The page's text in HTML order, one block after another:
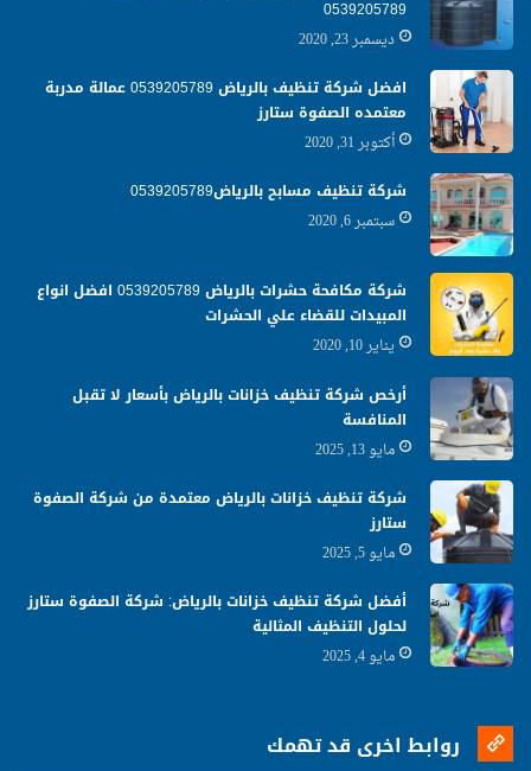
0539205789
ديسمبر 23, 2020
افضل شركة تنظيف بالرياض 0539205789 عمالة مدربة
معتمده الصفوة ستارز
أكتوبر 31, 2020
شركة تنظيف مسابح بالرياض0539205789
سبتمبر 6, 2020
شركة مكافحة حشرات بالرياض 0539205789 افضل انواع
المبيدات للقضاء علي الحشرات
يناير 10, 2020
أرخص شركة تنظيف خزانات بالرياض بأسعار لا تقبل
المنافسة
مايو 13, 2025
شركة تنظيف خزانات بالرياض معتمدة من شركة الصفوة
ستارز
مايو 5, 2025
أفضل شركة تنظيف خزانات بالرياض: شركة الصفوة ستارز
لحلول التنظيف المثالية
مايو 4, 2025
روابط اخرى قد تهمك